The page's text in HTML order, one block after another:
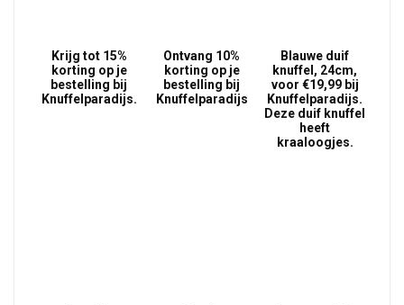
Krijg tot 15%
korting op je
bestelling bij
Knuffelparadijs.
Ontvang 10%
korting op je
bestelling bij
Knuffelparadijs
Blauwe duif
knuffel, 24cm,
voor €19,99 bij
Knuffelparadijs.
Deze duif knuffel
heeft
kraaloogjes.